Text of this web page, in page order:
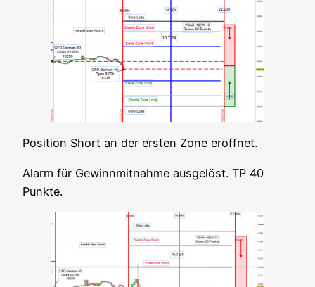
Posi­ti­on Short an der ers­ten Zone eröffnet.
Alarm für Gewinn­mit­nah­me aus­ge­löst. TP 40
Punkte.